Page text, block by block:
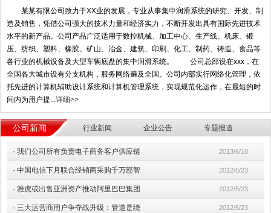
某某有限公司致力于XX业的发展，专业从事集中润滑系统的研究、开发、制
造及销售，凭借公司强大的技术力量和经济实力，不断开发出具有国际先进技术
水平的新产品。公司产品广泛适用于数控机械、加工中心、生产线、机床、锻
压、纺织、塑料、橡胶、矿山、冶金、建筑、印刷、化工、制药、铸造、食品等
各行业的机械设备及大型车辆底盘的集中润滑系统。 公司总部设在xxx，在
全国各大城市设有分支机构，服务网络遍及全国。公司内部实行网络化管理，依
托先进的计算机辅助设计系统和计算机管理系统，实现规范化运作，在最短的时
间内为用户提...详细>>
公司新闻 行业新闻 企业公告 专题报道
· 我们公司所有负责电子商务客户供应链 2013/6/10
· 中国电信下月联合经销商采购千万部智 2012/5/23
· 雅虎或出售亚洲资产推动阿里巴巴集团 2012/5/23
· 三大运营商用户争夺战升级：管道是绕 2012/5/23